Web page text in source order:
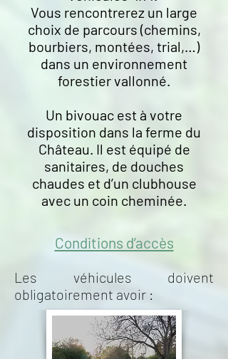
Vous rencontrerez un large
choix de parcours (chemins,
bourbiers, montées, trial,…)
dans un environnement
forestier vallonné.
Un bivouac est à votre
disposition dans la ferme du
Château. Il est équipé de
sanitaires, de douches
chaudes et d’un clubhouse
avec un coin cheminée.
Conditions d’accès
Les véhicules doivent
obligatoirement avoir :